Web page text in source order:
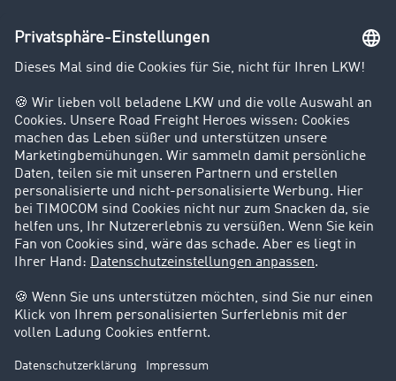
Unternehmen
Kunden werben Kunden
Success Stories
Karriere
Support
Kontakt
Rechtliches
Impressum
AGB